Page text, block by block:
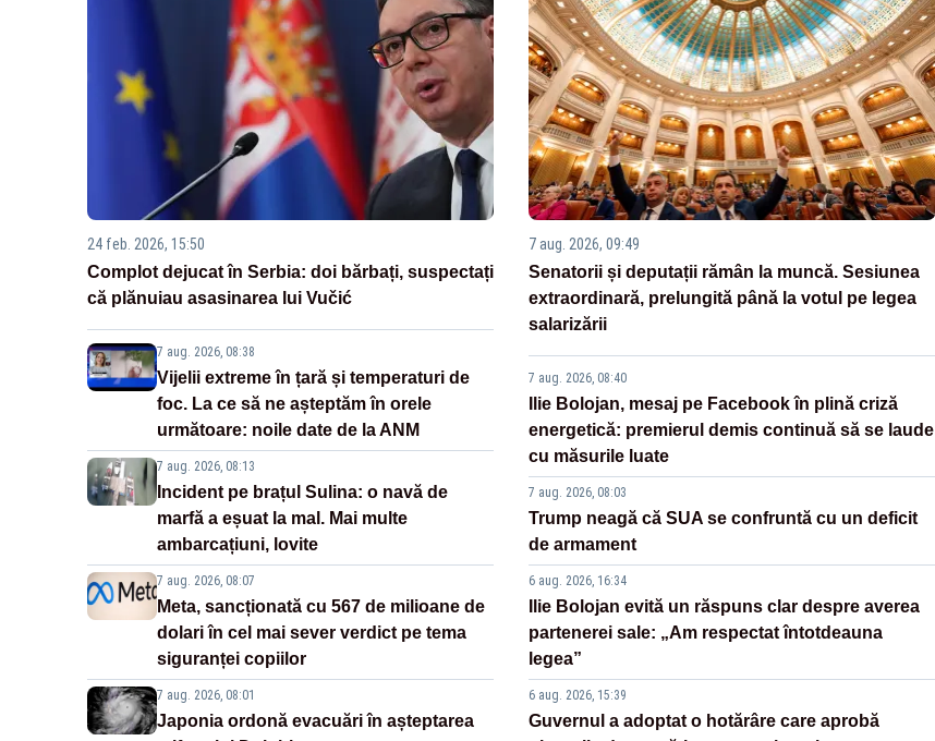
24 feb. 2026, 15:50
Complot dejucat în Serbia: doi bărbați, suspectați
că plănuiau asasinarea lui Vučić
7 aug. 2026, 08:38
Vijelii extreme în țară și temperaturi de
foc. La ce să ne așteptăm în orele
următoare: noile date de la ANM
7 aug. 2026, 08:13
Incident pe brațul Sulina: o navă de
marfă a eșuat la mal. Mai multe
ambarcațiuni, lovite
7 aug. 2026, 08:07
Meta, sancționată cu 567 de milioane de
dolari în cel mai sever verdict pe tema
siguranței copiilor
7 aug. 2026, 08:01
Japonia ordonă evacuări în așteptarea
7 aug. 2026, 09:49
Senatorii și deputații rămân la muncă. Sesiunea
extraordinară, prelungită până la votul pe legea
salarizării
7 aug. 2026, 08:40
Ilie Bolojan, mesaj pe Facebook în plină criză
energetică: premierul demis continuă să se laude
cu măsurile luate
7 aug. 2026, 08:03
Trump neagă că SUA se confruntă cu un deficit
de armament
6 aug. 2026, 16:34
Ilie Bolojan evită un răspuns clar despre averea
partenerei sale: „Am respectat întotdeauna
legea”
6 aug. 2026, 15:39
Guvernul a adoptat o hotărâre care aprobă